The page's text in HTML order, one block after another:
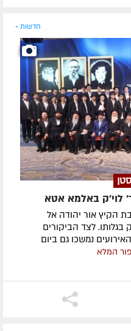
חדשות »
לוי'ק באלמא אטא
הקיץ אור יהודה אל
בגלותו. לצד הביקורים
נמשכו גם ביום
המלא